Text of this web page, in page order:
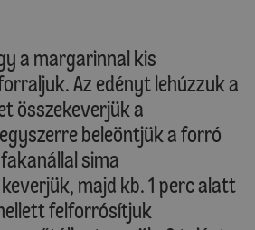
a margarinnal kis
Az edényt lehúzzuk a
összekeverjük a
beleöntjük a forró
sima
majd kb. 1 perc alatt
felforrósítjuk